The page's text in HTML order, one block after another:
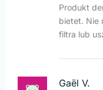
Produkt
bietet. Nie
filtra lub
Gaël V.